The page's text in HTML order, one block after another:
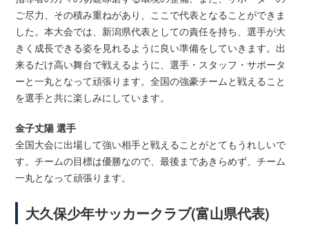
ご尽力、その積み重ねがあり、ここで代表となることができま
した。本大会では、新潟県代表としての責任を持ち、選手が大
きく成長できる姿を見れるように良い準備をしていきます。出
来るだけ高い舞台で戦えるように、選手・スタッフ・サポータ
ーと一丸となって頑張ります。全国の強豪チームと戦えること
を選手と共に楽しみにしています。
金子丈陽 選手
全国大会に出場して強い相手と戦えることがとてもうれしいで
す。チームの目標は優勝なので、最後まであきらめず、チーム
一丸となって頑張ります。
大久保少年サッカークラブ(富山県代表)